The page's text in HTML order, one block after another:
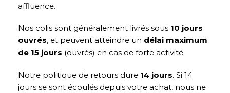
affluence.
Nos colis sont généralement livrés sous 10 jours
ouvrés, et peuvent atteindre un délai maximum
de 15 jours (ouvrés) en cas de forte activité.
Notre politique de retours dure 14 jours. Si 14
jours se sont écoulés depuis votre achat, nous ne